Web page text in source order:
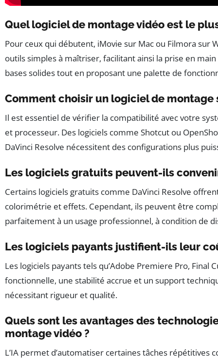
Quel logiciel de montage vidéo est le
Pour ceux qui débutent, iMovie sur Mac ou Filmora sur
outils simples à maîtriser, facilitant ainsi la prise en
bases solides tout en proposant une palette de
Comment choisir un logiciel de
Il est essentiel de vérifier la compatibilité avec votre
et processeur. Des logiciels comme Shotcut ou
DaVinci Resolve nécessitent des configurations plus
Les logiciels gratuits peuvent-ils
Certains logiciels gratuits comme DaVinci Resolve
colorimétrie et effets. Cependant, ils peuvent être
parfaitement à un usage professionnel, à condition de
Les logiciels payants justifient-ils leur
Les logiciels payants tels qu’Adobe Premiere Pro,
fonctionnelle, une stabilité accrue et un support
nécessitant rigueur et qualité.
Quels sont les avantages des
montage vidéo ?
L’IA permet d’automatiser certaines tâches répétitives